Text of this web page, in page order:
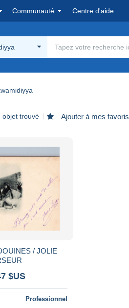
Communauté Centre d'aide
objet trouvé Ajouter à mes favoris
/ JOLIE
$US
Professionnel